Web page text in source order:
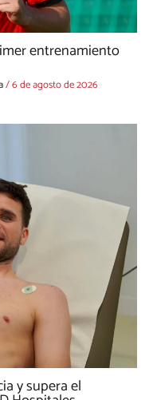
entrenamiento
/6 de agosto de 2026
y supera el